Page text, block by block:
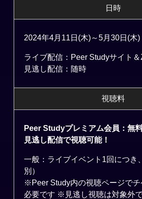
日時
2024年4月11日(木)～5月30日(木)
ライブ配信：Peer Studyサイト
見逃し配信：随時
視聴料
Peer Studyプレミアム会員：無
見逃し配信で視聴可能！
一般：ライブイベント1回につき
別）
※Peer Study内の視聴ページで
必要です ※見逃し視聴は対象外